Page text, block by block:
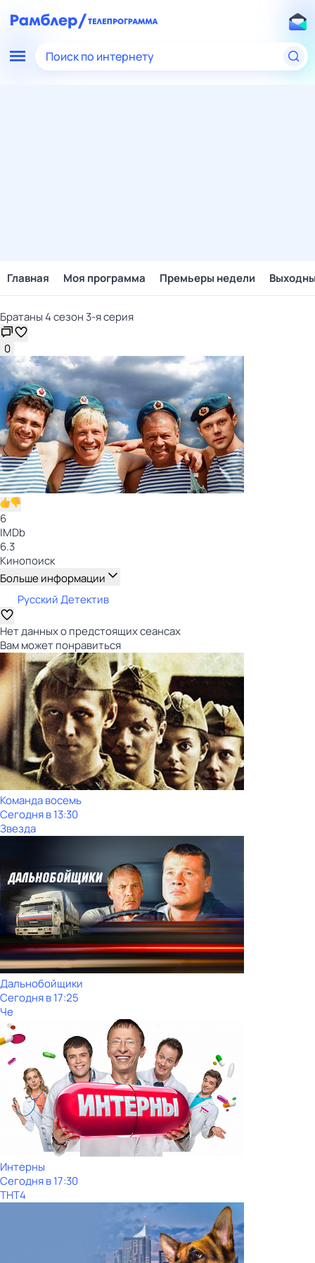
Поиск по интернету
Главная Моя программа Премьеры недели
Братаны 4 сезон 3-я серия
0
6
IMDb
6.3
Кинопоиск
Больше информации
Русский Детектив
Нет данных о предстоящих сеансах
Вам может понравиться
Команда восемь
Сегодня в 13:30
Звезда
Дальнобойщики
Сегодня в 17:25
Че
Интерны
Сегодня в 17:30
ТНТ4